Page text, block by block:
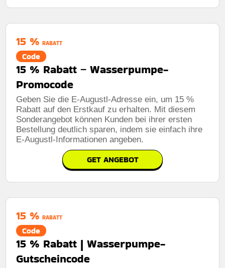
15 % RABATT
Code
15 % Rabatt – Wasserpumpe-
Promocode
Geben Sie die E-Augustl-Adresse ein, um 15 %
Rabatt auf den Erstkauf zu erhalten. Mit diesem
Sonderangebot können Kunden bei ihrer ersten
Bestellung deutlich sparen, indem sie einfach ihre
E-Augustl-Informationen angeben.
GET ANGEBOT
15 % RABATT
Code
15 % Rabatt | Wasserpumpe-
Gutscheincode